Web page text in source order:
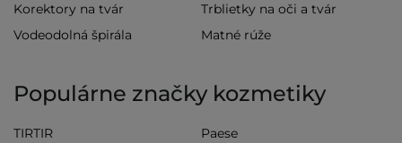
Korektory na tvár
Trblietky na oči a tvár
Vodeodolná špirála
Matné rúže
Populárne značky kozmetiky
TIRTIR
Paese